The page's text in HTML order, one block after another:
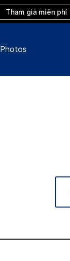
Tham gia miễn phí
Photos